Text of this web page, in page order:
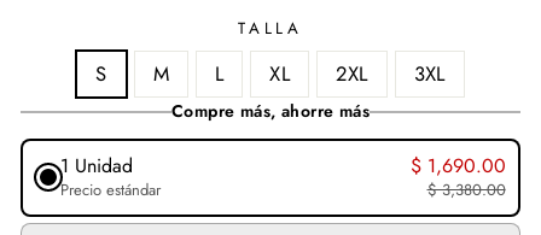
TALLA
S M L XL 2XL 3XL
Compre más, ahorre más
1 Unidad
Precio estándar
$ 1,690.00
$ 3,380.00